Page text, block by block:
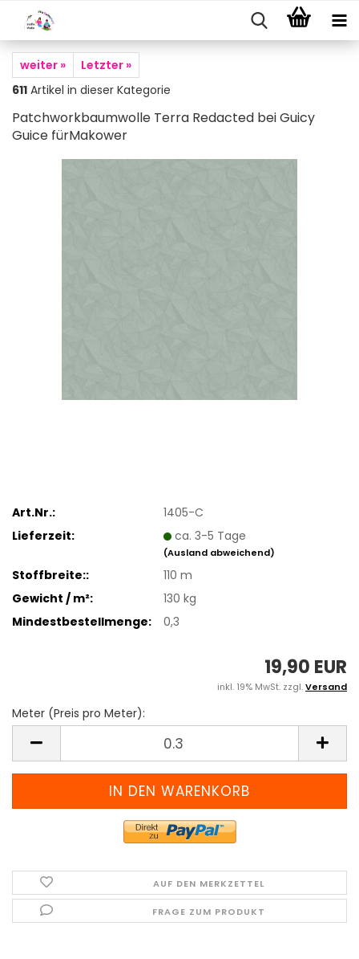
weiter »
Letzter »
611 Artikel in dieser Kategorie
Patchworkbaumwolle Terra Redacted bei Guicy
Guice fürMakower
Art.Nr.:
1405-C
Lieferzeit:
ca. 3-5 Tage
(Ausland abweichend)
Stoffbreite::
110 m
Gewicht / m²:
130 kg
Mindestbestellmenge:
0,3
19,90 EUR
inkl. 19% MwSt. zzgl.Versand
Meter (Preis pro Meter):
(Preis
pro
AUF DEN MERKZETTEL
FRAGE ZUM PRODUKT